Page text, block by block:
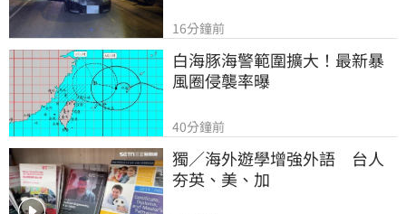
16分鐘前
白海豚海警範圍擴大！最新暴
風圈侵襲率曝
40分鐘前
獨／海外遊學增強外語　台人
夯英、美、加